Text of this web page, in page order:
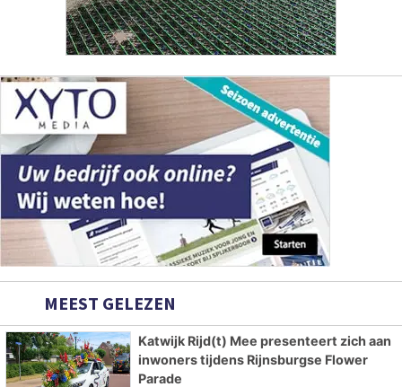
MEEST GELEZEN
Katwijk Rijd(t) Mee presenteert zich aan
inwoners tijdens Rijnsburgse Flower
Parade